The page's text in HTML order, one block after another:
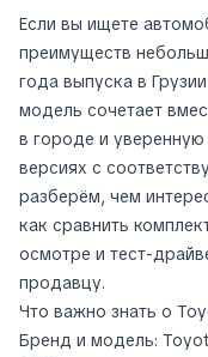
Если вы ищете
преимуществ
года выпуска в
модель сочетает
в городе и
версиях с
разберём, чем
как сравнить
осмотре и тест-
продавцу.
Что важно знать о
Бренд и модель: